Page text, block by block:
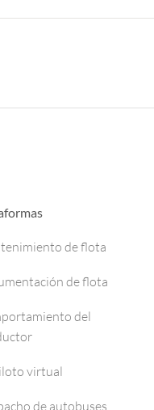
de flota
de flota
del
virtual
de autobuses